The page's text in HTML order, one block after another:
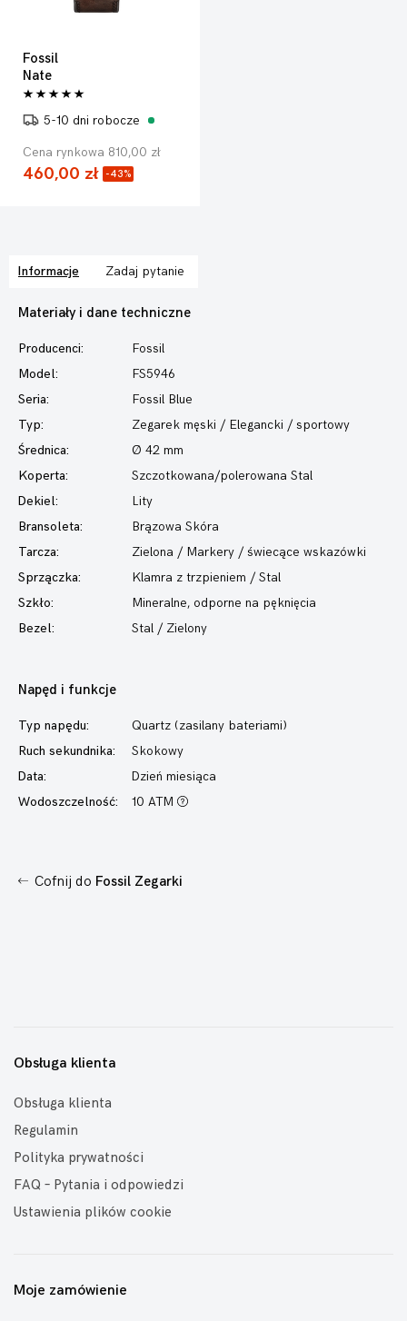
Fossil
Nate
5-10 dni robocze
Cena rynkowa 810,00 zł
460,00 zł -43%
Informacje Zadaj pytanie
Materiały i dane techniczne
Producenci:
Fossil
Model:
FS5946
Seria:
Fossil Blue
Typ:
Zegarek męski / Elegancki / sportowy
Średnica:
Ø 42 mm
Koperta:
Szczotkowana/polerowana Stal
Dekiel:
Lity
Bransoleta:
Brązowa Skóra
Tarcza:
Zielona / Markery / świecące wskazówki
Sprzączka:
Klamra z trzpieniem / Stal
Szkło:
Mineralne, odporne na pęknięcia
Bezel:
Stal / Zielony
Napęd i funkcje
Typ napędu:
Quartz (zasilany bateriami)
Ruch sekundnika:
Skokowy
Data:
Dzień miesiąca
Wodoszczelność:
10 ATM
Cofnij do Fossil Zegarki
Obsługa klienta
Obsługa klienta
Regulamin
Polityka prywatności
FAQ – Pytania i odpowiedzi
Ustawienia plików cookie
Moje zamówienie